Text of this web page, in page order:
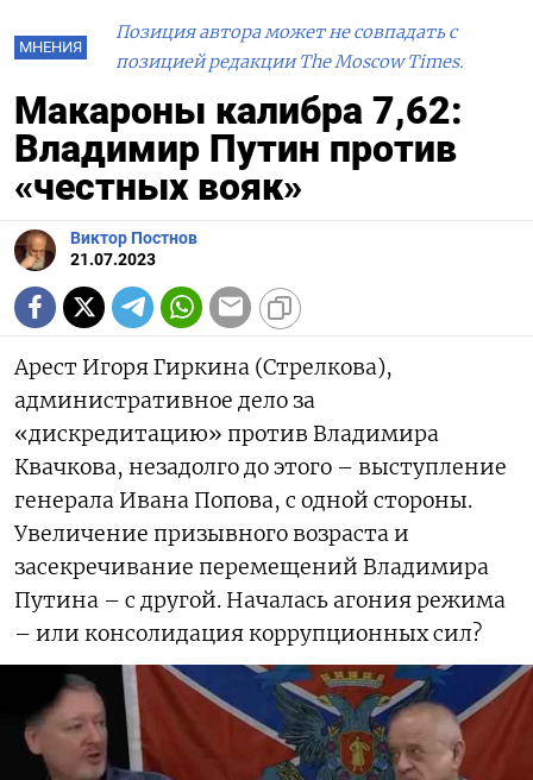
МНЕНИЯ
Позиция автора может не совпадать с
позицией редакции The Moscow Times.
Макароны калибра 7,62:
Владимир Путин против
«честных вояк»
Виктор Постнов
21.07.2023
Арест Игоря Гиркина (Стрелкова),
административное дело за
«дискредитацию» против Владимира
Квачкова, незадолго до этого – выступление
генерала Ивана Попова, с одной стороны.
Увеличение призывного возраста и
засекречивание перемещений Владимира
Путина – с другой. Началась агония режима
– или консолидация коррупционных сил?